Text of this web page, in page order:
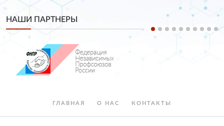
НАШИ ПАРТНЕРЫ
ГЛАВНАЯ О НАС КОНТАКТЫ